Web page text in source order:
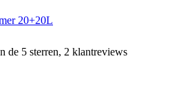
20+20L
de 5 sterren, 2 klantreviews